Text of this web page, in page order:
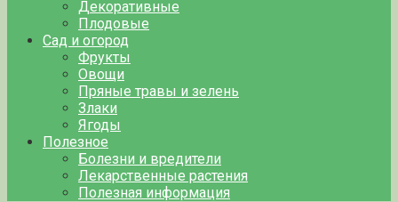
Декоративные
Плодовые
Сад и огород
Фрукты
Овощи
Пряные травы и зелень
Злаки
Ягоды
Полезное
Болезни и вредители
Лекарственные растения
Полезная информация